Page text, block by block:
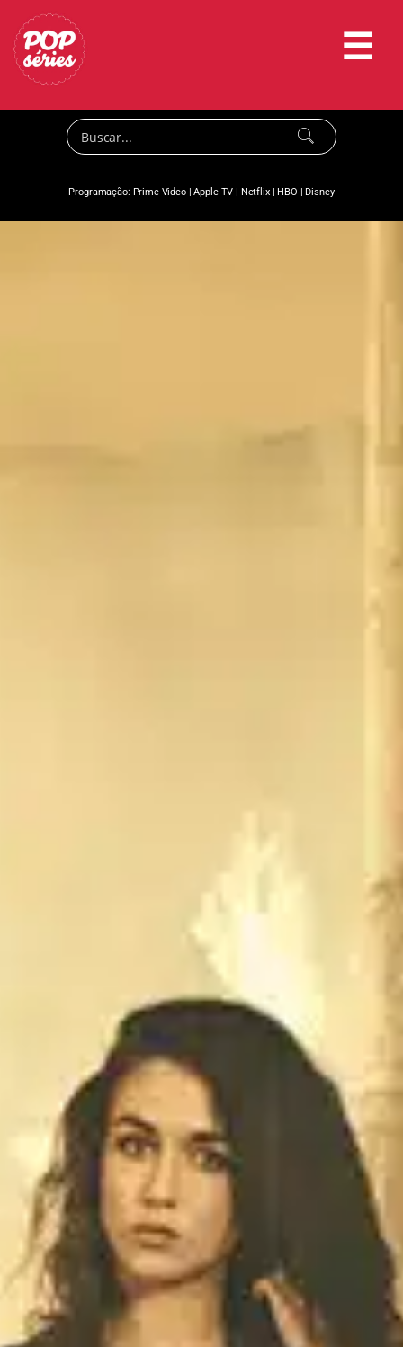
☰
Programação: Prime Video|Apple TV | Netflix|HBO |Disney